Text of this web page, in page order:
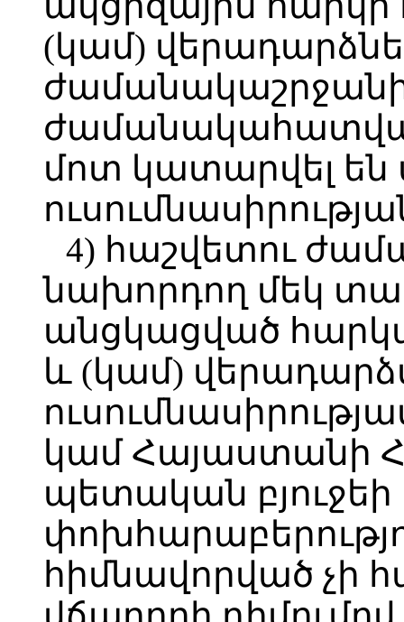
(կամ)
մոտ կատարվել
4) հաշվետու
նախորդող մեկ
անցկացված
և (կամ)
կամ Հայաստանի
պետական
հիմնավորված չի